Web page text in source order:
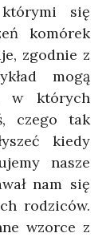
się
komórek
zgodnie z
mogą
w których
czego tak
kiedy
nasze
nam się
rodziców.
wzorce z